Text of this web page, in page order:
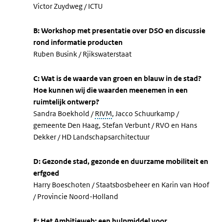
Victor Zuydweg / ICTU
B: Workshop met presentatie over DSO en discussie
rond informatie producten
Ruben Busink / Rjikswaterstaat
C: Wat is de waarde van groen en blauw in de stad?
Hoe kunnen wij die waarden meenemen in een
ruimtelijk ontwerp?
Sandra Boekhold /RIVM, Jacco Schuurkamp /
gemeente Den Haag, Stefan Verbunt / RVO en Hans
Dekker / HD Landschapsarchitectuur
D: Gezonde stad, gezonde en duurzame mobiliteit en
erfgoed
Harry Boeschoten / Staatsbosbeheer en Karin van Hoof
/ Provincie Noord-Holland